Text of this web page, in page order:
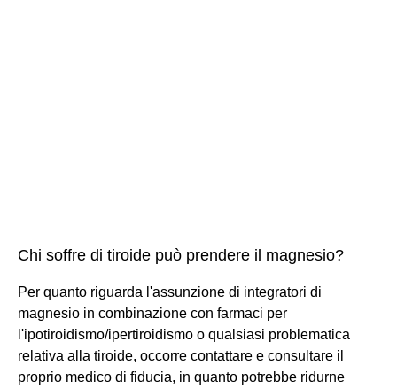
Chi soffre di tiroide può prendere il magnesio?
Per quanto riguarda l'assunzione di integratori di
magnesio in combinazione con farmaci per
l'ipotiroidismo/ipertiroidismo o qualsiasi problematica
relativa alla tiroide, occorre contattare e consultare il
proprio medico di fiducia, in quanto potrebbe ridurne